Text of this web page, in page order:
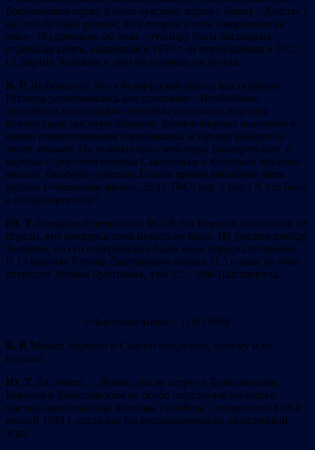
Ботвинником играл, и было чувство: играю с богом… Классы у
нас тогда были разные, да и теории я ведь совершенно не
знал». Но довольно об этом – турниру была посвящена
отдельная книга, вышедшая в 1950 г. (и переизданная в 2012
г.), партии Холмова и других игроков доступны.
В. Р. Любопытно, что в белорусской прессе выступление
Ратмира расценивалось как успешное: «Необходимо
отметить успех самого молодого участника турнира
белорусского мастера Холмова. Холмов впервые выступил в
таком ответственном соревновании и хорошо выдержал
этот экзамен. Он победил гроссмейстера Бондаревского, а
партии с гроссмейстерами Смысловым и Котовым закончил
вничью. Особенно успешно Холмов провёл последние пять
туров» («Чырвоная змена», 25.12.1947; пер. с бел.) А что было
в следующем году?
Ю. Т. Очередной чемпионат БССР. Ни Вересов, ни Сайгин не
играли, вне конкурса тоже никого не было. Не умаляю победу
Холмова, но его соперниками были одни первокатегорники.
В 13 партиях Ратмир Дмитриевич набрал 11,5 очков; на очко
опередил Абрама Брейтмана, а на 1,5 – Або Шагаловича.
«Чырвоная змена», 11.03.1948
В. Р. Может, Вересов и Сайгин обиделись, потому и не
играли?
Ю. Т. Да, может… Думаю, после встреч с Ботвинником,
Кересом и Болеславским не особо порадовала молодого
мастера, комсомольца Холмова та победа – первенство БССР
весной 1948 г. стало как бы возвращением на пройденный
этап.